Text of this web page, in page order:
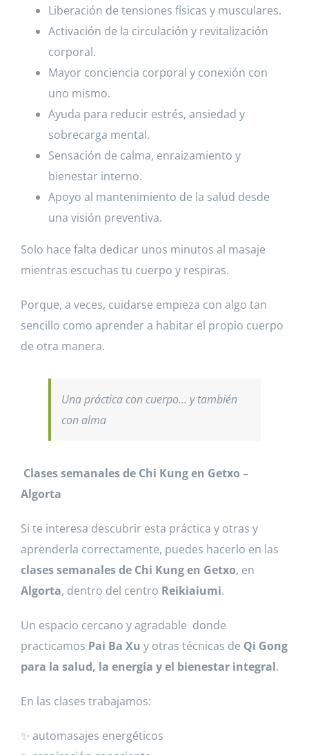
Liberación de tensiones físicas y musculares.
Activación de la circulación y revitalización
corporal.
Mayor conciencia corporal y conexión con
uno mismo.
Ayuda para reducir estrés, ansiedad y
sobrecarga mental.
Sensación de calma, enraizamiento y
bienestar interno.
Apoyo al mantenimiento de la salud desde
una visión preventiva.
Solo hace falta dedicar unos minutos al masaje
mientras escuchas tu cuerpo y respiras.
Porque, a veces, cuidarse empieza con algo tan
sencillo como aprender a habitar el propio cuerpo
de otra manera.
Una práctica con cuerpo… y también
con alma
Clases semanales de Chi Kung en Getxo –
Algorta
Si te interesa descubrir esta práctica y otras y
aprenderla correctamente, puedes hacerlo en las
clases semanales de Chi Kung en Getxo, en
Algorta, dentro del centro Reikiaiumi.
Un espacio cercano y agradable donde
practicamos Pai Ba Xu y otras técnicas de Qi Gong
para la salud, la energía y el bienestar integral.
En las clases trabajamos:
✨ automasajes energéticos